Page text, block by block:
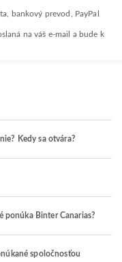
bankový prevod, PayPal
na váš e-mail a bude k
Kedy sa otvára?
ponúka Binter Canarias?
spoločnosťou